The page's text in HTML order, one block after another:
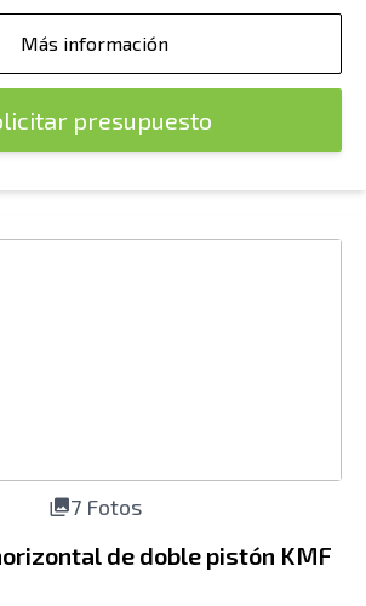
Más información
presupuesto
7 Fotos
de doble pistón KMF